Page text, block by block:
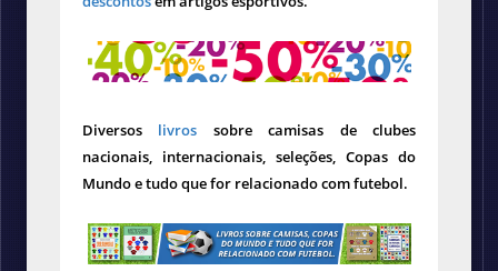
Diversos livros sobre camisas de clubes
nacionais, internacionais, seleções, Copas do
Mundo e tudo que for relacionado com futebol.